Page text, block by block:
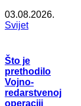
03.08.2026.
Svijet
Što je
prethodilo
Vojno-
redarstvenoj
operaciji